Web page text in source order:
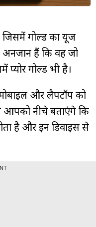
जिसमें गोल्ड का यूज
अनजान हैं कि वह जो
गोल्ड भी है।
मोबाइल और लैपटॉप को
आपको नीचे बताएंगे कि
है और इन डिवाइस से